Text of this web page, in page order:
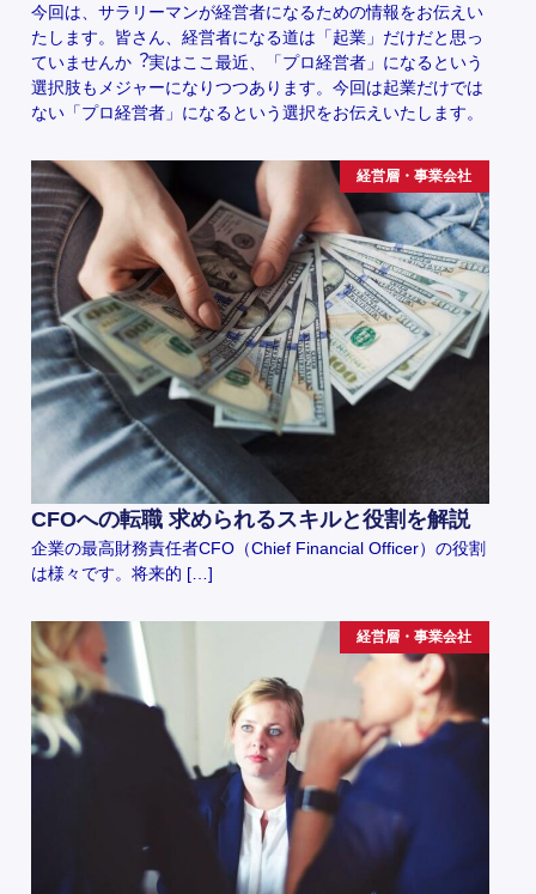
今回は、サラリーマンが経営者になるための情報をお伝えい
たします。皆さん、経営者になる道は「起業」だけだと思っ
ていませんか︖実はここ最近、「プロ経営者」になるという
選択肢もメジャーになりつつあります。今回は起業だけでは
ない「プロ経営者」になるという選択をお伝えいたします。
経営層・事業会社
CFOへの転職 求められるスキルと役割を解説
企業の最高財務責任者CFO（Chief Financial Officer）の役割
は様々です。将来的 […]
経営層・事業会社